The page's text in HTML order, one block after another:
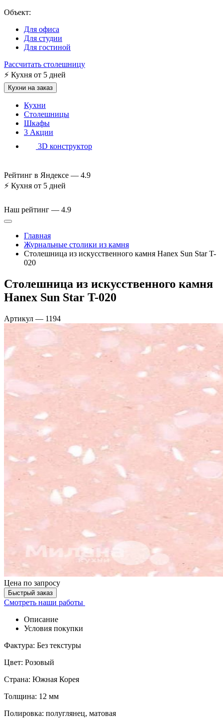
Объект:
Для офиса
Для студии
Для гостиной
Рассчитать столешницу
⚡ Кухня от 5 дней
Кухни на заказ
Кухни
Столешницы
Шкафы
3 Акции
3D конструктор
Рейтинг в Яндексе — 4.9
⚡ Кухня от 5 дней
Наш рейтинг — 4.9
Главная
Журнальные столики из камня
Столешница из искусственного камня Hanex Sun Star T-
020
Столешница из искусственного камня
Hanex Sun Star T-020
Артикул — 1194
Цена по запросу
Быстрый заказ
Смотреть наши работы
Описание
Условия покупки
Фактура: Без текстуры
Цвет: Розовый
Страна: Южная Корея
Толщина: 12 мм
Полировка: полуглянец, матовая